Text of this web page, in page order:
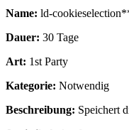
Name: ld-
Dauer: 30 Tage
Art: 1st Party
Kategorie: Notwendig
Beschreibung: Speichert